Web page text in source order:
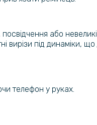
або
вирізи під динаміки,
телефон у руках.